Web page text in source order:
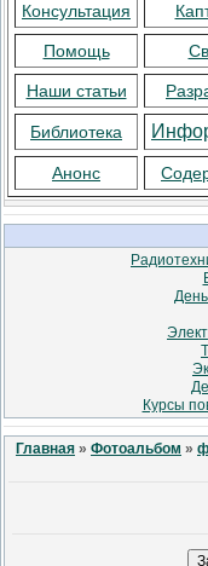
Консультация
Помощь
Наши статьи
Библиотека
Анонс
Курсы
Главная » Фотоальбом »